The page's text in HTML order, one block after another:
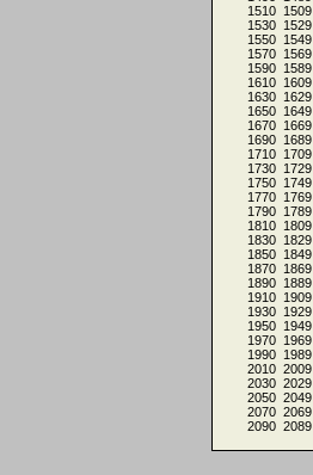
1509
1510
1529
1530
1549
1550
1569
1570
1589
1590
1609
1610
1629
1630
1649
1650
1669
1670
1689
1690
1709
1710
1729
1730
1749
1750
1769
1770
1789
1790
1809
1810
1829
1830
1849
1850
1869
1870
1889
1890
1909
1910
1929
1930
1949
1950
1969
1970
1989
1990
2009
2010
2029
2030
2049
2050
2069
2070
2089
2090